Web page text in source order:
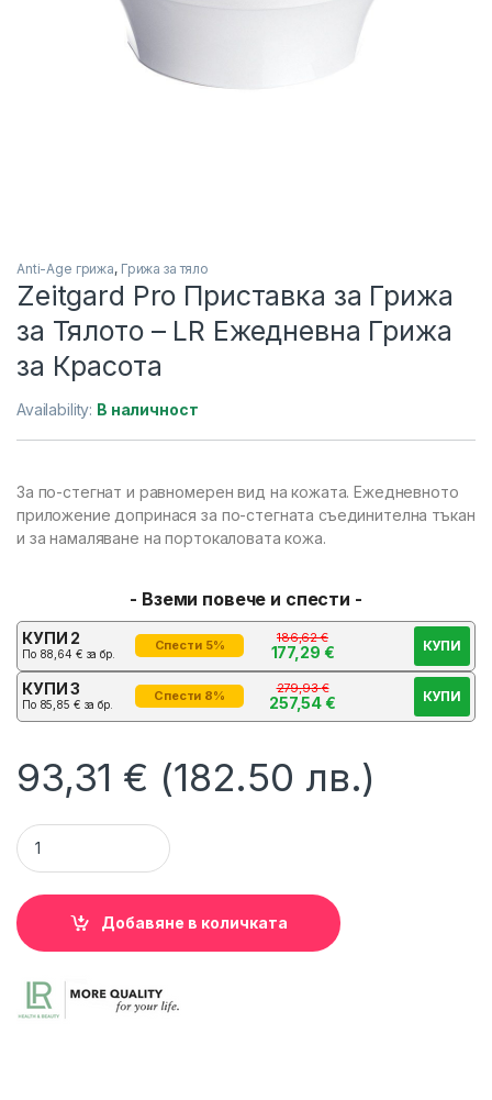
Anti-Age грижа, Грижа за тяло
Zeitgard Pro Приставка за Грижа
за Тялото – LR Ежедневна Грижа
за Красота
Availability: В наличност
За по-стегнат и равномерен вид на кожата. Ежедневното
приложение допринася за по-стегната съединителна тъкан
и за намаляване на портокаловата кожа.
- Вземи повече и спести -
КУПИ 2
По 88,64 € за бр.
Спести 5% 186,62€
177,29 € КУПИ
КУПИ 3
По 85,85 € за бр.
Спести 8% 279,93€
257,54€ КУПИ
93,31 € (182.50 лв.)
Zeitgard Pro Приставка за Грижа за Тялото - LR
Добавяне в количката